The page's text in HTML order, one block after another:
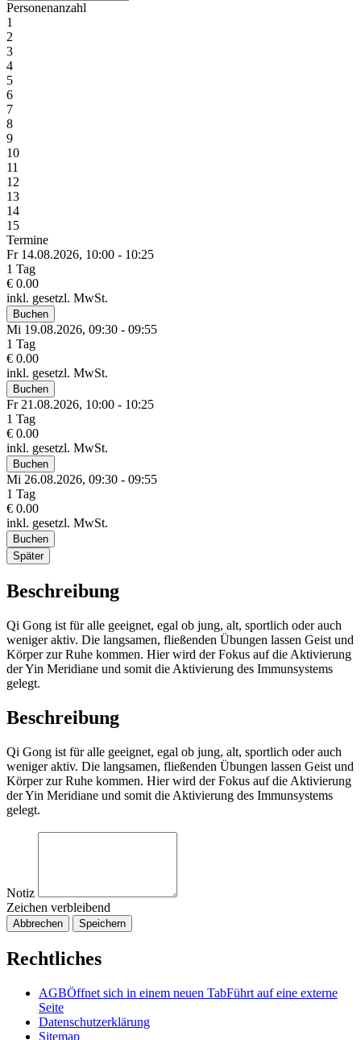
Personenanzahl
1
2
3
4
5
6
7
8
9
10
11
12
13
14
15
Termine
Fr 14.08.2026, 10:00 - 10:25
1 Tag
€ 0.00
inkl. gesetzl. MwSt.
Buchen
Mi 19.08.2026, 09:30 - 09:55
1 Tag
€ 0.00
inkl. gesetzl. MwSt.
Buchen
Fr 21.08.2026, 10:00 - 10:25
1 Tag
€ 0.00
inkl. gesetzl. MwSt.
Buchen
Mi 26.08.2026, 09:30 - 09:55
1 Tag
€ 0.00
inkl. gesetzl. MwSt.
Buchen
Später
Beschreibung
Qi Gong ist für alle geeignet, egal ob jung, alt, sportlich oder auch
weniger aktiv. Die langsamen, fließenden Übungen lassen Geist und
Körper zur Ruhe kommen. Hier wird der Fokus auf die Aktivierung
der Yin Meridiane und somit die Aktivierung des Immunsystems
gelegt.
Beschreibung
Qi Gong ist für alle geeignet, egal ob jung, alt, sportlich oder auch
weniger aktiv. Die langsamen, fließenden Übungen lassen Geist und
Körper zur Ruhe kommen. Hier wird der Fokus auf die Aktivierung
der Yin Meridiane und somit die Aktivierung des Immunsystems
gelegt.
Notiz
Zeichen verbleibend
Abbrechen Speichern
Rechtliches
AGBÖffnet sich in einem neuen TabFührt auf eine externe
Seite
Datenschutzerklärung
Sitemap